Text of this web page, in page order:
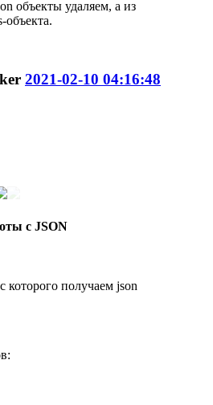
объекты удаляем, а из
объекта.
2021-02-10 04:16:48
с JSON
которого получаем json